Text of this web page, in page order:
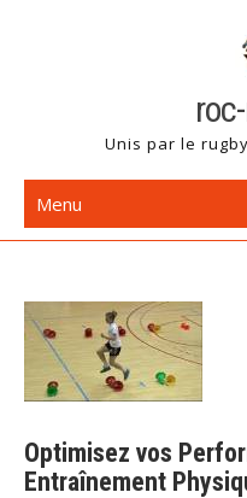
Unis par le
Menu
Optimisez vos
Entraînement